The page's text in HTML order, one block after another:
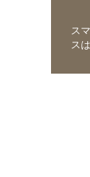
ス
ス